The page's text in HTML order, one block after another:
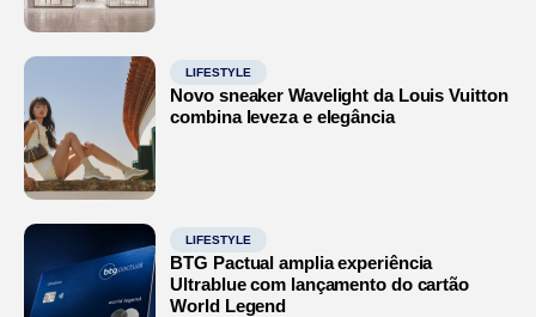
LIFESTYLE
Novo sneaker Wavelight da Louis Vuitton
combina leveza e elegância
LIFESTYLE
BTG Pactual amplia experiência
Ultrablue com lançamento do cartão
World Legend